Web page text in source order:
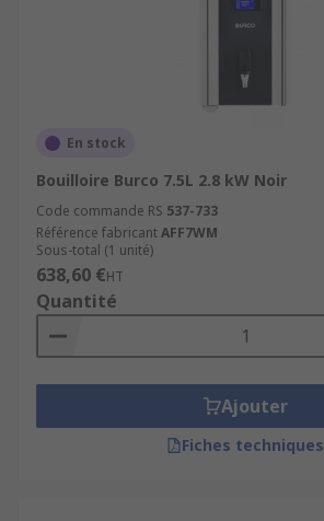
En stock
Bouilloire Burco 7.5L 2.8 kW Noir
Code commande RS 537-733
Référence fabricantAFF7WM
Sous-total (1 unité)
638,60 €HT
Quantité
Ajouter
Fiches techniques